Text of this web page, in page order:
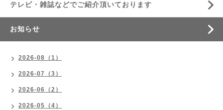
テレビ・雑誌などでご紹介頂いております
お知らせ
2026-08（1）
2026-07（3）
2026-06（2）
2026-05（4）